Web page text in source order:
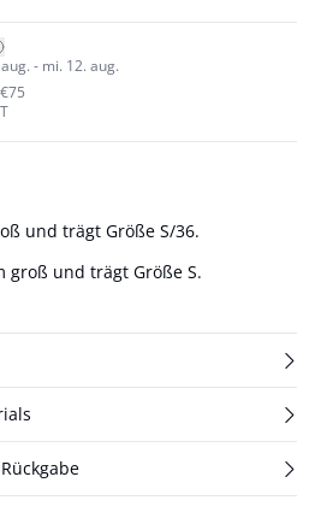
- mi. 12. aug.
und trägt Größe S/36.
groß und trägt Größe S.